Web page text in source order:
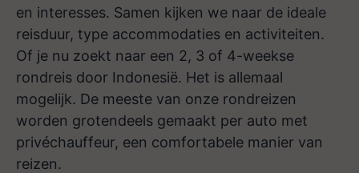
en interesses. Samen kijken we naar de ideale
reisduur, type accommodaties en activiteiten.
Of je nu zoekt naar een 2, 3 of 4-weekse
rondreis door Indonesië. Het is allemaal
mogelijk. De meeste van onze rondreizen
worden grotendeels gemaakt per auto met
privéchauffeur, een comfortabele manier van
reizen.